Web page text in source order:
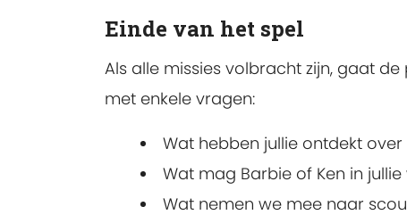
Einde van het spel
Als alle missies volbracht zijn, gaat
met enkele vragen:
Wat hebben jullie ontdekt
Wat mag Barbie of Ken in jullie
Wat nemen we mee naar